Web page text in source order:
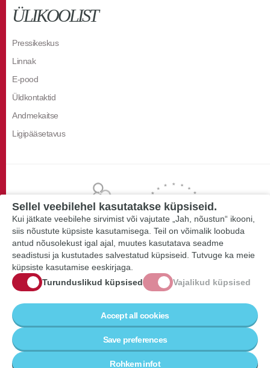
ÜLIKOOLIST
Pressikeskus
Linnak
E-pood
Üldkontaktid
Andmekaitse
Ligipääsetavus
Sellel veebilehel kasutatakse küpsiseid.
Kui jätkate veebilehe sirvimist või vajutate „Jah, nõustun“ ikooni,
siis nõustute küpsiste kasutamisega. Teil on võimalik loobuda
antud nõusolekust igal ajal, muutes kasutatava seadme
seadistusi ja kustutades salvestatud küpsiseid. Tutvuge ka meie
küpsiste kasutamise eeskirjaga.
Turunduslikud küpsised
Vajalikud küpsised
Accept all cookies
Save preferences
Rohkem infot